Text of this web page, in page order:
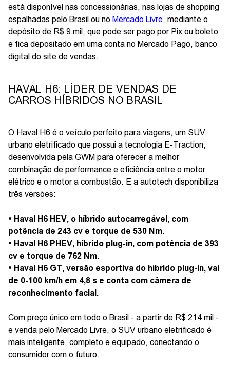
está disponível nas concessionárias, nas lojas de shopping
espalhadas pelo Brasil ou no Mercado Livre, mediante o
depósito de R$ 9 mil, que pode ser pago por Pix ou boleto
e fica depositado em uma conta no Mercado Pago, banco
digital do site de vendas.
HAVAL H6: LÍDER DE VENDAS DE
CARROS HÍBRIDOS NO BRASIL
O Haval H6 é o veículo perfeito para viagens, um SUV
urbano eletrificado que possui a tecnologia E-Traction,
desenvolvida pela GWM para oferecer a melhor
combinação de performance e eficiência entre o motor
elétrico e o motor a combustão. E a autotech disponibiliza
três versões:
• Haval H6 HEV, o híbrido autocarregável, com
potência de 243 cv e torque de 530 Nm.
• Haval H6 PHEV, híbrido plug-in, com potência de 393
cv e torque de 762 Nm.
• Haval H6 GT, versão esportiva do híbrido plug-in, vai
de 0-100 km/h em 4,8 s e conta com câmera de
reconhecimento facial.
Com preço único em todo o Brasil - a partir de R$ 214 mil -
e venda pelo Mercado Livre, o SUV urbano eletrificado é
mais inteligente, completo e equipado, conectando o
consumidor com o futuro.